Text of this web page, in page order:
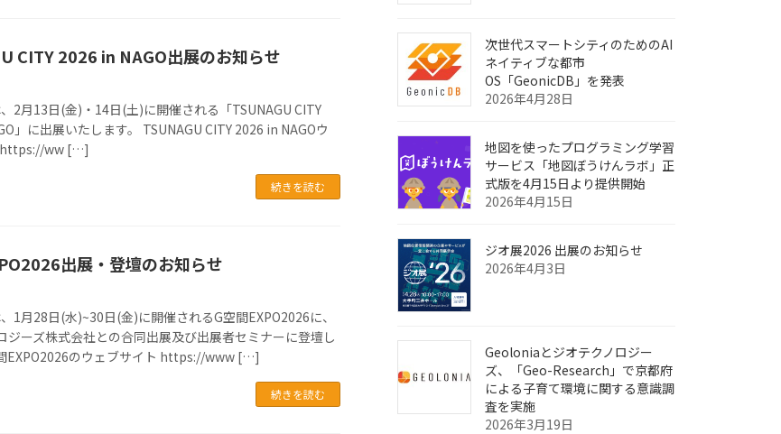
CITY 2026 in NAGO出展のお知らせ
2月13日(金)・14日(土)に開催される「TSUNAGU CITY
」に出展いたします。 TSUNAGU CITY 2026 in NAGOウ
https://ww […]
続きを読む
出展・登壇のお知らせ
1月28日(水)~30日(金)に開催されるG空間EXPO2026に、
ジーズ株式会社との合同出展及び出展者セミナーに登壇し
EXPO2026のウェブサイト https://www […]
続きを読む
次世代スマートシティのためのAI
ネイティブな都市
OS「GeonicDB」を発表
2026年4月28日
地図を使ったプログラミング学習
サービス「地図ぼうけんラボ」正
式版を4月15日より提供開始
2026年4月15日
ジオ展2026 出展のお知らせ
2026年4月3日
Geoloniaとジオテクノロジー
ズ、「Geo-Research」で京都府
による子育て環境に関する意識調
査を実施
2026年3月19日